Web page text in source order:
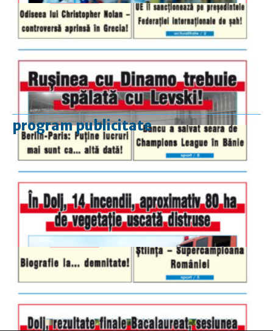
program publicitate
luni-vineri
9.00 - 17.00
duminică
9.00 - 12.00